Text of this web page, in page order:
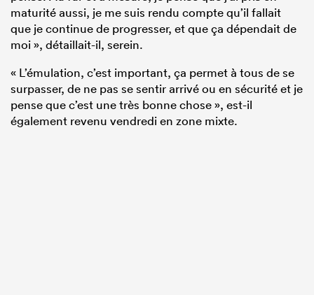
maturité aussi, je me suis rendu compte qu’il fallait
que je continue de progresser, et que ça dépendait de
moi », détaillait-il, serein.
« L’émulation, c’est important, ça permet à tous de se
surpasser, de ne pas se sentir arrivé ou en sécurité et je
pense que c’est une très bonne chose », est-il
également revenu vendredi en zone mixte.